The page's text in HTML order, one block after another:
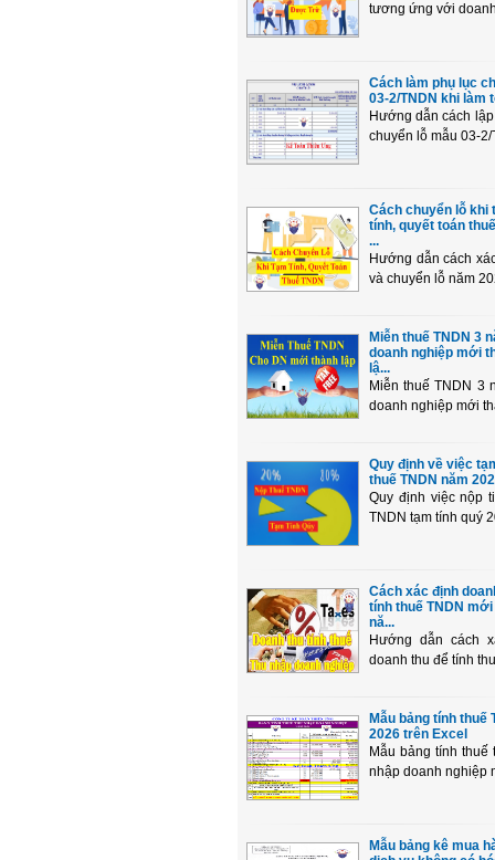
tương ứng với
Cách làm phụ lục
03-2/TNDN khi làm
Hướng dẫn cách
chuyển lỗ mẫu 03-2/
Cách chuyển lỗ khi
tính, quyết toán
...
Hướng dẫn cách
và chuyển lỗ năm
Miễn thuế TNDN 3
doanh nghiệp mới
lậ...
Miễn thuế TNDN 3
doanh nghiệp mới
Quy định về việc
thuế TNDN năm
Quy định việc nộp
TNDN tạm tính quý
Cách xác định
tính thuế TNDN
nă...
Hướng dẫn cách
doanh thu để tính
Mẫu bảng tính thuế
2026 trên Excel
Mẫu bảng tính thuế
nhập doanh nghiệp
Mẫu bảng kê mua